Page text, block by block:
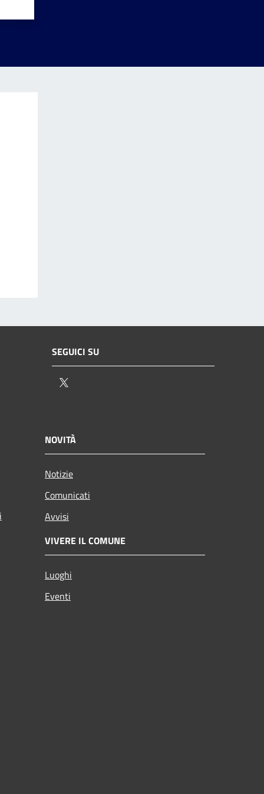
SEGUICI SU
NOVITÀ
Notizie
Comunicati
Avvisi
VIVERE IL COMUNE
Luoghi
Eventi